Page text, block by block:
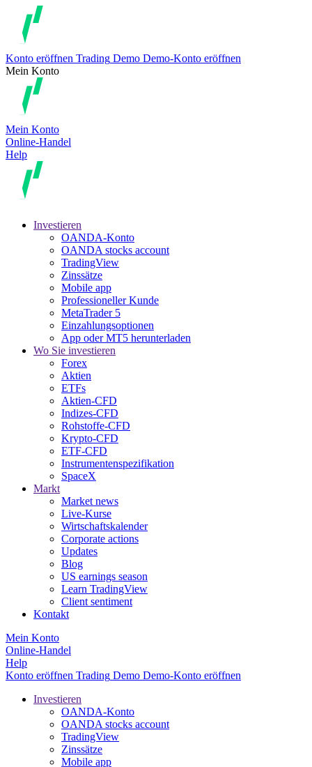
Konto eröffnen Trading Demo Demo-Konto eröffnen
Mein Konto
Mein Konto
Online-Handel
Help
Investieren
OANDA-Konto
OANDA stocks account
TradingView
Zinssätze
Mobile app
Professioneller Kunde
MetaTrader 5
Einzahlungsoptionen
App oder MT5 herunterladen
Wo Sie investieren
Forex
Aktien
ETFs
Aktien-CFD
Indizes-CFD
Rohstoffe-CFD
Krypto-CFD
ETF-CFD
Instrumentenspezifikation
SpaceX
Markt
Market news
Live-Kurse
Wirtschaftskalender
Corporate actions
Updates
Blog
US earnings season
Learn TradingView
Client sentiment
Kontakt
Mein Konto
Online-Handel
Help
Konto eröffnen Trading Demo Demo-Konto eröffnen
Investieren
OANDA-Konto
OANDA stocks account
TradingView
Zinssätze
Mobile app